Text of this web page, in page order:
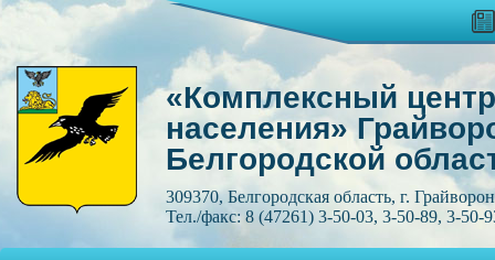
«Комплексный
населения»
Белгородской
309370, Белгородская область, г.
Тел./факс: 8 (47261) 3-50-03, 3-50-89, 3-50-